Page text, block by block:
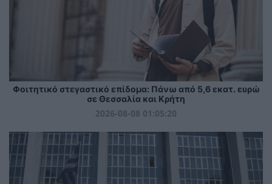
Φοιτητικό στεγαστικό επίδομα: Πάνω από 5,6 εκατ. ευρώ
σε Θεσσαλία και Κρήτη
2026-08-08 01:05:20